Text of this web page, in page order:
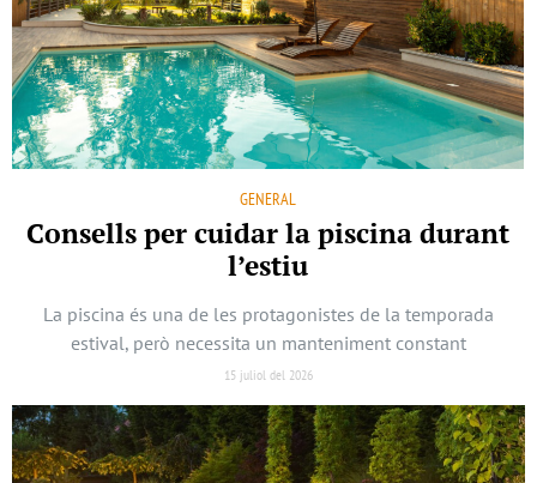
GENERAL
Consells per cuidar la piscina durant
l’estiu
La piscina és una de les protagonistes de la temporada
estival, però necessita un manteniment constant
15 juliol del 2026